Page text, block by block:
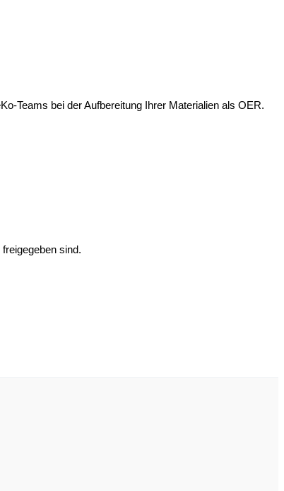
Teams bei der Aufbereitung Ihrer Materialien als OER.
sind.